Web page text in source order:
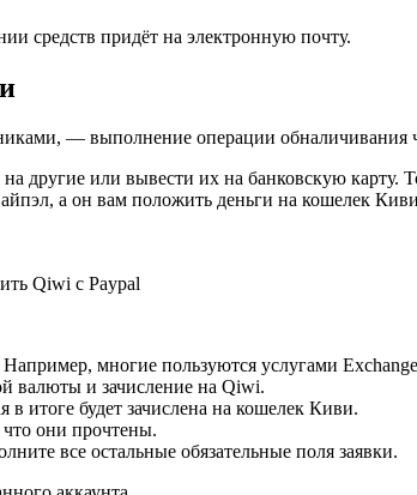
средств придёт на электронную почту.
— выполнение операции обналичивания
или вывести их на банковскую карту.
а он вам положить деньги на кошелек
Qiwi с Paypal
многие пользуются услугами
валюты и зачисление на Qiwi.
итоге будет зачислена на кошелек Киви.
что они прочтены.
все остальные обязательные поля заявки.